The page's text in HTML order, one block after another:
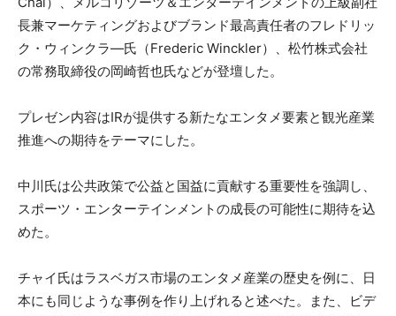
長兼マーケティングおよびブランド最高責任者のフレドリッ
ク・ウィンクラ―氏（Frederic Winckler）、松竹株式会社
の常務取締役の岡崎哲也氏などが登壇した。
プレゼン内容はIRが提供する新たなエンタメ要素と観光産業
推進への期待をテーマにした。
中川氏は公共政策で公益と国益に貢献する重要性を強調し、
スポーツ・エンターテインメントの成長の可能性に期待を込
めた。
チャイ氏はラスベガス市場のエンタメ産業の歴史を例に、日
本にも同じような事例を作り上げれると述べた。また、ビデ